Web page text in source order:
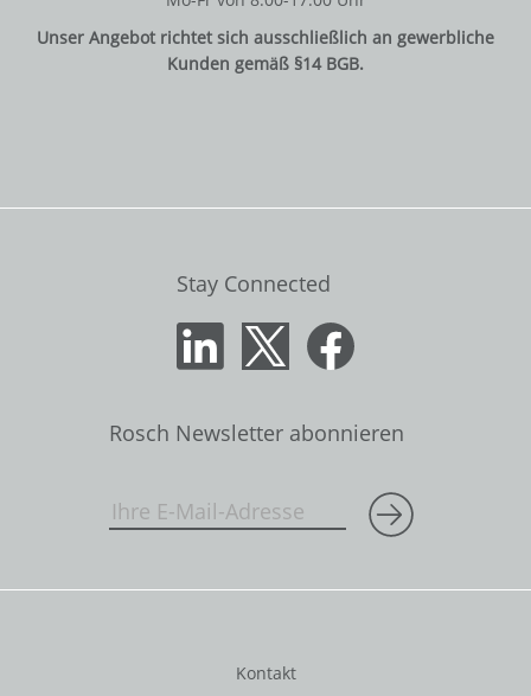
Unser Angebot richtet sich ausschließlich an gewerbliche
Kunden gemäß §14 BGB.
Stay Connected
Rosch Newsletter abonnieren
Kontakt